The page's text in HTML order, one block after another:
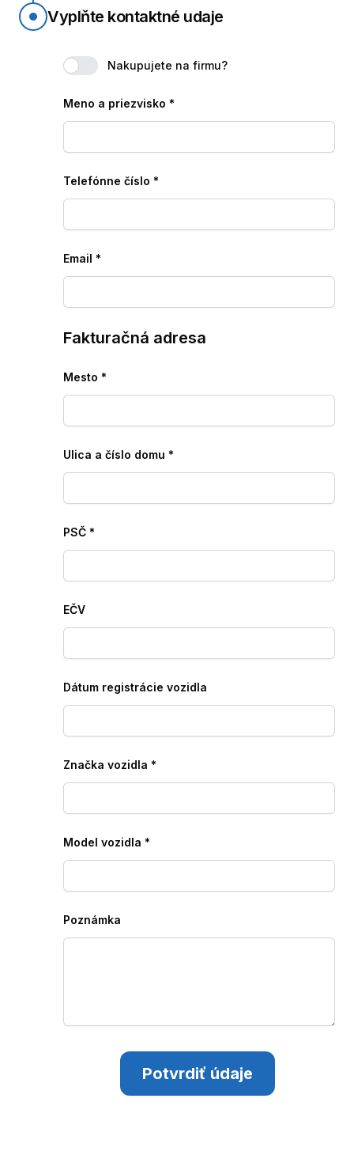
Vyplňte kontaktné udaje
Nakupujete na firmu?
Meno a priezvisko *
Telefónne číslo *
Email *
Fakturačná adresa
Mesto *
Ulica a číslo domu *
PSČ *
EČV
Dátum registrácie vozidla
Značka vozidla *
Model vozidla *
Poznámka
Potvrdiť údaje